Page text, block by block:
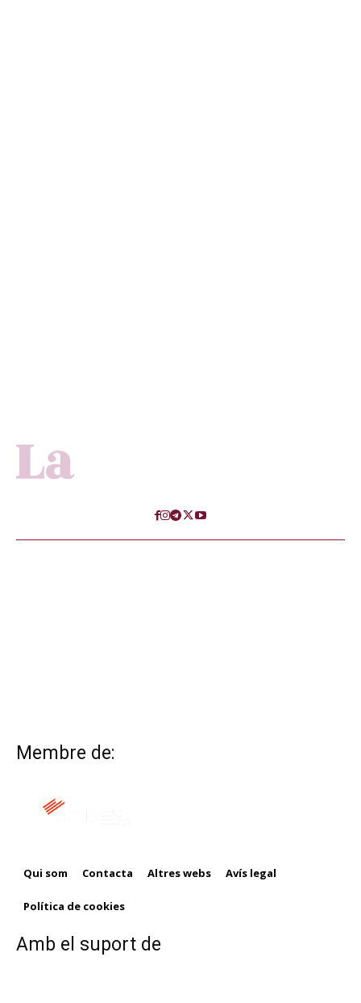
Membre de:
Qui som Contacta Altres webs Avís legal
Política de cookies
Amb el suport de